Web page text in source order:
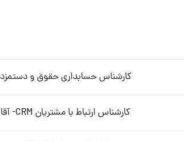
کارشناس حسابداری حقوق و دستمزد
کارشناس ارتباط با مشتریان CRM- آقا